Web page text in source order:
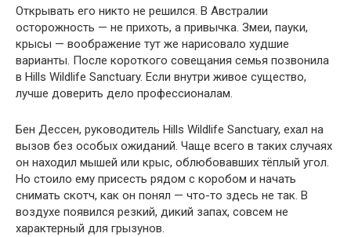
Открывать его никто не решился. В Австралии
осторожность — не прихоть, а привычка. Змеи, пауки,
крысы — воображение тут же нарисовало худшие
варианты. После короткого совещания семья позвонила
в Hills Wildlife Sanctuary. Если внутри живое существо,
лучше доверить дело профессионалам.
Бен Дессен, руководитель Hills Wildlife Sanctuary, ехал на
вызов без особых ожиданий. Чаще всего в таких случаях
он находил мышей или крыс, облюбовавших тёплый угол.
Но стоило ему присесть рядом с коробом и начать
снимать скотч, как он понял — что-то здесь не так. В
воздухе появился резкий, дикий запах, совсем не
характерный для грызунов.